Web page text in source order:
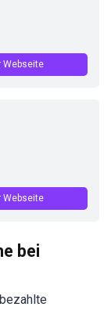
Webseite
Webseite
bei